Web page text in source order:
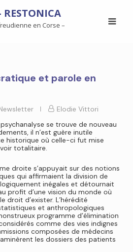
RESTONICA
en Corse –
et parole en
Elodie Vittori
se trouve de nouveau
il n’est guère inutile
historique où celle-ci fut mise
totalitaire.
droite s’appuyait sur des notions
qui affirmaient la division de
inégales et détournait
profit d’une vision du monde où
droit d’exister. L’hérédité
et anthropologiques
programme d’élimination
comme des vies indignes
composées de médecins
les dossiers des patients